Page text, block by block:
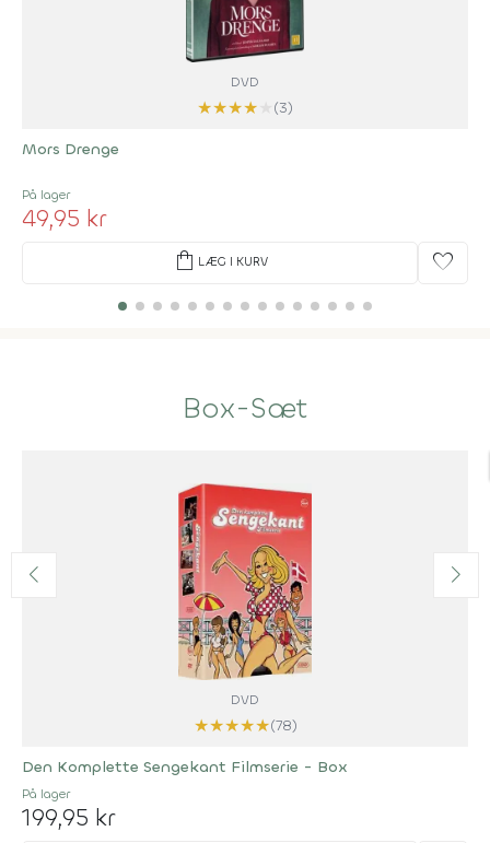
DVD
★★★★
(3)
Mors Drenge
På lager
49,95 kr
shopping_bag LÆG I KURV favorite
Box-Sæt
DVD
★★★★★(78)
Den Komplette Sengekant Filmserie - Box
På lager
199,95 kr